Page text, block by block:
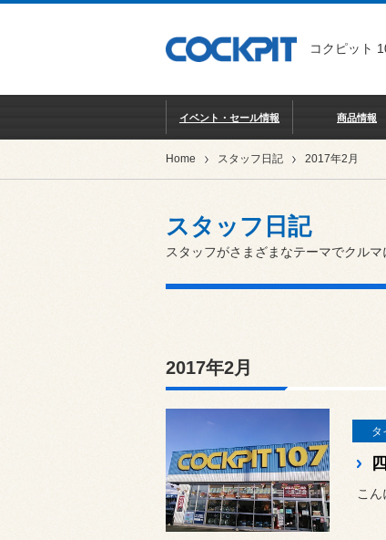
コクピット
イベント・セール情報 商品情報
Home スタッフ日記 2017年2月
スタッフ日記
スタッフがさまざまなテーマでクルマ
2017年2月
タ
こ